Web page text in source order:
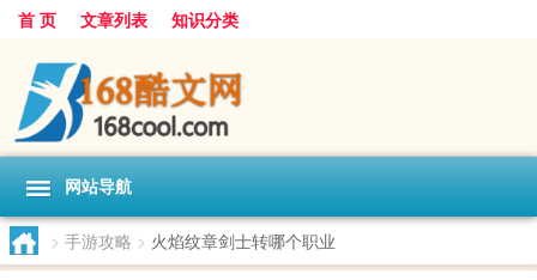
首 页 文章列表 知识分类
网站导航
> 手游攻略 > 火焰纹章剑士转哪个职业